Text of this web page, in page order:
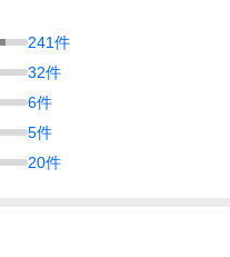
241件
32件
6件
5件
20件